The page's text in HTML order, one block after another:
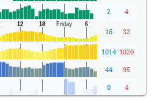
2 4
16 32
1014 1020
44
95
0 4